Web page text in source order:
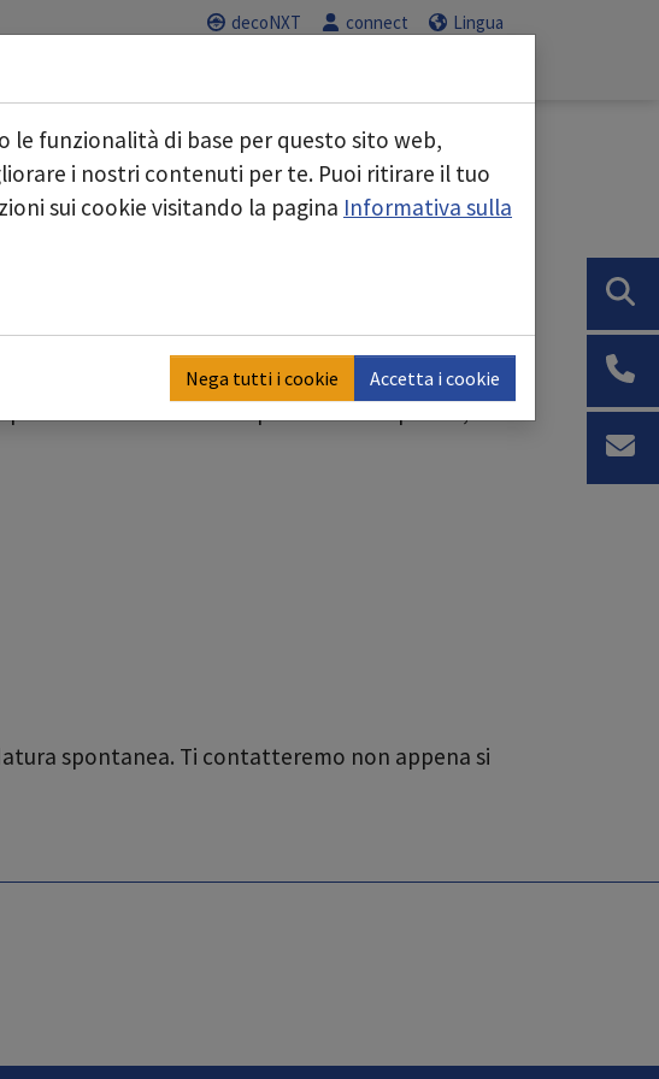
decoNXT connect Lingua
le seguenti posizioni:
spontanea. Ti contatteremo non appena si
le funzionalità di base per questo sito web,
i nostri contenuti per te. Puoi ritirare il tuo
sui cookie visitando la pagina Informativa sulla
Nega tutti i cookie Accetta i cookie